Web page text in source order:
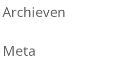
Archieven
Meta